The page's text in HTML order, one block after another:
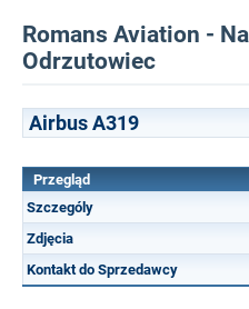
Romans Aviation -
Odrzutowiec
Airbus A319
Przegląd
Szczególy
Zdjęcia
Kontakt do Sprzedawcy